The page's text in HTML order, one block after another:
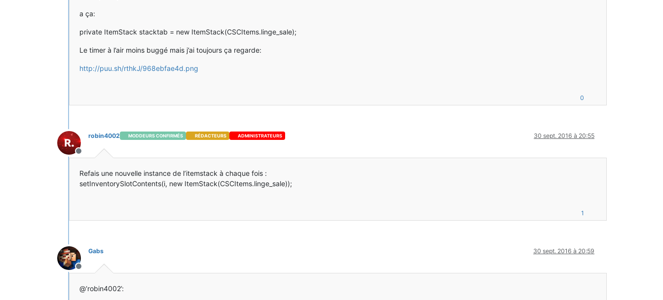
a ça:
private ItemStack stacktab = new ItemStack(CSCItems.linge_sale);
Le timer à l’air moins buggé mais j’ai toujours ça regarde:
http://puu.sh/rthkJ/968ebfae4d.png
0
Hors-ligne
robin4002 MODDEURS CONFIRMÉS RÉDACTEURS ADMINISTRATEURS 30 sept. 2016 à 20:55
Refais une nouvelle instance de l’itemstack à chaque fois :
setInventorySlotContents(i, new ItemStack(CSCItems.linge_sale));
1
Hors-ligne
Gabs 30 sept. 2016 à 20:59
@‘robin4002’: